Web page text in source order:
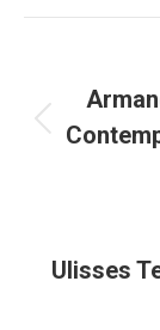
de
post:
Ulisses